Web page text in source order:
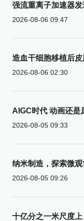
强流重离子加速器
2026-08-06 09:47
造血干细胞移植后
2026-08-06 02:30
AIGC时代 动画还是
2026-08-05 09:33
纳米制造，探索微
2026-08-05 09:26
十亿分之一米尺度